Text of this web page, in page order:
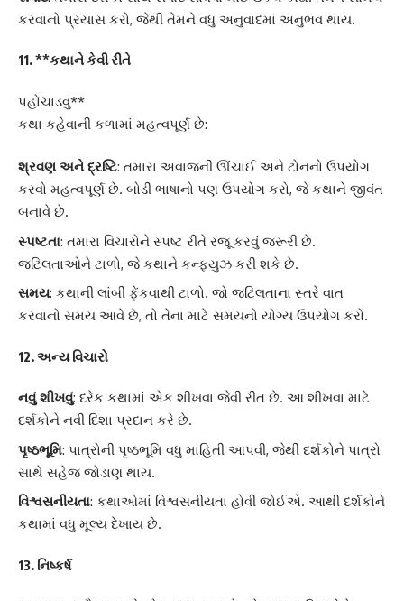
કરવાનો પ્રયાસ કરો, જેથી તેમને વધુ અનુવાદમાં અનુભવ થાય.
11. **કથાને કેવી રીતે
પહોંચાડવું**
કથા કહેવાની કળામાં મહત્વપૂર્ણ છે:
શ્રવણ અને દ્રષ્ટિ: તમારા અવાજની ઊંચાઈ અને ટોનનો ઉપયોગ
કરવો મહત્વપૂર્ણ છે. બોડી ભાષાનો પણ ઉપયોગ કરો, જે કથાને જીવંત
બનાવે છે.
સ્પષ્ટતા: તમારા વિચારોને સ્પષ્ટ રીતે રજૂ કરવું જરૂરી છે.
જટિલતાઓને ટાળો, જે કથાને કન્ફ્યુઝ કરી શકે છે.
સમય: કથાની લાંબી ફેંકવાથી ટાળો. જો જટિલતાના સ્તરે વાત
કરવાનો સમય આવે છે, તો તેના માટે સમયનો યોગ્ય ઉપયોગ કરો.
12.અન્ય વિચારો
નવું શીખવું: દરેક કથામાં એક શીખવા જેવી રીત છે. આ શીખવા માટે
દર્શકોને નવી દિશા પ્રદાન કરે છે.
પૃષ્ઠભૂમિ: પાત્રોની પૃષ્ઠભૂમિ વધુ માહિતી આપવી, જેથી દર્શકોને પાત્રો
સાથે સહેજ જોડાણ થાય.
વિશ્વસનીયતા: કથાઓમાં વિશ્વસનીયતા હોવી જોઈએ. આથી દર્શકોને
કથામાં વધુ મૂલ્ય દેખાય છે.
13. નિષ્કર્ષ